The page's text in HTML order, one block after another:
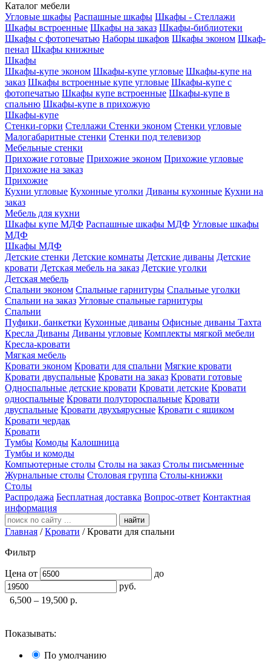
Каталог мебели
Угловые шкафы Распашные шкафы Шкафы - Стеллажи
Шкафы встроенные Шкафы на заказ Шкафы-библиотеки
Шкафы с фотопечатью Наборы шкафов Шкафы эконом Шкаф-
пенал Шкафы книжные
Шкафы
Шкафы-купе эконом Шкафы-купе угловые Шкафы-купе на
заказ Шкафы встроенные купе угловые Шкафы-купе с
фотопечатью Шкафы купе встроенные Шкафы-купе в
спальню Шкафы-купе в прихожую
Шкафы-купе
Стенки-горки Стеллажи Стенки эконом Стенки угловые
Малогабаритные стенки Стенки под телевизор
Мебельные стенки
Прихожие готовые Прихожие эконом Прихожие угловые
Прихожие на заказ
Прихожие
Кухни угловые Кухонные уголки Диваны кухонные Кухни на
заказ
Мебель для кухни
Шкафы купе МДФ Распашные шкафы МДФ Угловые шкафы
МДФ
Шкафы МДФ
Детские стенки Детские комнаты Детские диваны Детские
кровати Детская мебель на заказ Детские уголки
Детская мебель
Спальни эконом Спальные гарнитуры Спальные уголки
Спальни на заказ Угловые спальные гарнитуры
Спальни
Пуфики, банкетки Кухонные диваны Офисные диваны Тахта
Кресла Диваны Диваны угловые Комплекты мягкой мебели
Кресла-кровати
Мягкая мебель
Кровати эконом Кровати для спальни Мягкие кровати
Кровати двуспальные Кровати на заказ Кровати готовые
Односпальные детские кровати Кровати детские Кровати
односпальные Кровати полутороспальные Кровати
двуспальные Кровати двухъярусные Кровати с ящиком
Кровати чердак
Кровати
Тумбы Комоды Калошница
Тумбы и комоды
Компьютерные столы Столы на заказ Столы письменные
Журнальные столы Столовая группа Столы-книжки
Столы
Распродажа Бесплатная доставка Вопрос-ответ Контактная
информация
найти
Главная /Кровати /Кровати для спальни
Фильтр
Цена от
до
руб.
6,500 – 19,500 р.
Показывать:
По умолчанию